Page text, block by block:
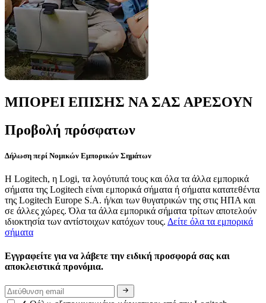
ΜΠΟΡΕΙ ΕΠΙΣΗΣ ΝΑ ΣΑΣ ΑΡΕΣΟΥΝ
Προβολή πρόσφατων
Δήλωση περί Νομικών Εμπορικών Σημάτων
Η Logitech, η Logi, τα λογότυπά τους και όλα τα άλλα εμπορικά
σήματα της Logitech είναι εμπορικά σήματα ή σήματα κατατεθέντα
της Logitech Europe S.A. ή/και των θυγατρικών της στις ΗΠΑ και
σε άλλες χώρες. Όλα τα άλλα εμπορικά σήματα τρίτων αποτελούν
ιδιοκτησία των αντίστοιχων κατόχων τους. Δείτε όλα τα εμπορικά
σήματα
Εγγραφείτε για να λάβετε την ειδική προσφορά σας και
αποκλειστικά προνόμια.